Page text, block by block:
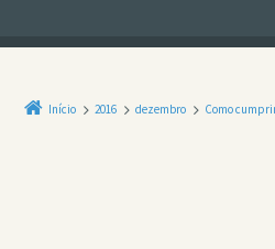
Início 2016 dezembro Como